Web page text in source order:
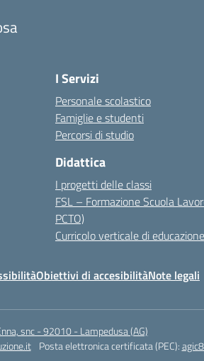
I Servizi
Personale scolastico
Famiglie e studenti
Percorsi di studio
Didattica
I progetti delle classi
FSL – Formazione Scuola
PCTO)
Curricolo verticale di
Obiettivi di accesibilitàNote legali
snc - 92010 - Lampedusa (AG)
Posta elettronica certificata (PEC):